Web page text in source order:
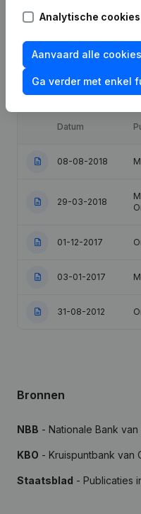
Publicaties van
Datum
08-08-2018
29-03-2018
01-12-2017
03-01-2017
31-08-2012
Bronnen
NBB - Nationale Bank van
KBO - Kruispuntbank van
Staatsblad - Publicaties
Analytische cookies
Aanvaard alle cookies
Ga verder met enkel